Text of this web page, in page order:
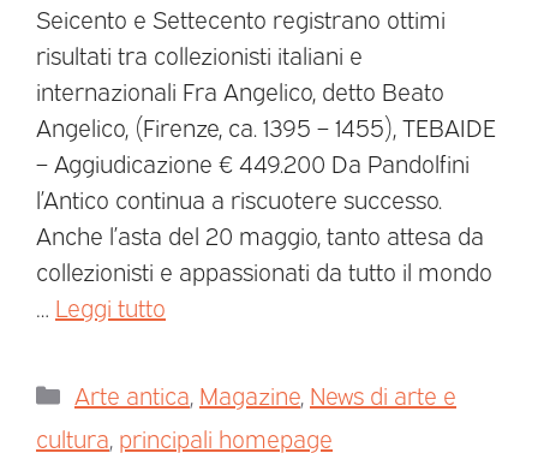
Seicento e Settecento registrano ottimi
risultati tra collezionisti italiani e
internazionali Fra Angelico, detto Beato
Angelico, (Firenze, ca. 1395 – 1455), TEBAIDE
– Aggiudicazione € 449.200 Da Pandolfini
l’Antico continua a riscuotere successo.
Anche l’asta del 20 maggio, tanto attesa da
collezionisti e appassionati da tutto il mondo
Leggi tutto
Arte antica Magazine News di arte e
cultura principali homepage